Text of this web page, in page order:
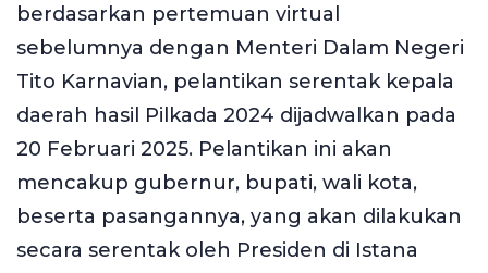
berdasarkan pertemuan virtual
sebelumnya dengan Menteri Dalam Negeri
Tito Karnavian, pelantikan serentak kepala
daerah hasil Pilkada 2024 dijadwalkan pada
20 Februari 2025. Pelantikan ini akan
mencakup gubernur, bupati, wali kota,
beserta pasangannya, yang akan dilakukan
secara serentak oleh Presiden di Istana